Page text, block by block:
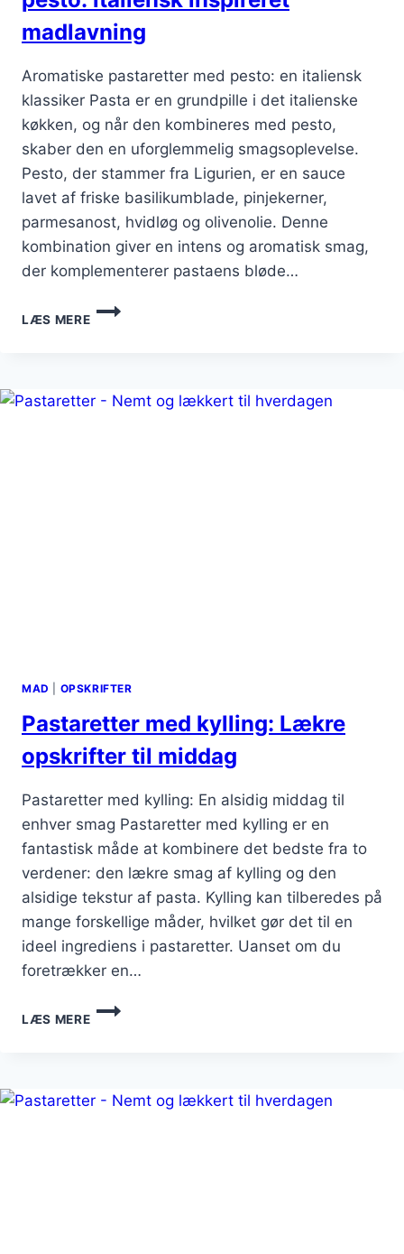
madlavning
Aromatiske pastaretter med pesto: en italiensk
klassiker Pasta er en grundpille i det italienske
køkken, og når den kombineres med pesto,
skaber den en uforglemmelig smagsoplevelse.
Pesto, der stammer fra Ligurien, er en sauce
lavet af friske basilikumblade, pinjekerner,
parmesanost, hvidløg og olivenolie. Denne
kombination giver en intens og aromatisk smag,
der komplementerer pastaens bløde…
LÆS MERE
AROMATISKE
PASTARETTER
INSPIRERET
MAD OPSKRIFTER
Pastaretter med kylling: Lækre
opskrifter til middag
Pastaretter med kylling: En alsidig middag til
enhver smag Pastaretter med kylling er en
fantastisk måde at kombinere det bedste fra to
verdener: den lækre smag af kylling og den
alsidige tekstur af pasta. Kylling kan tilberedes på
mange forskellige måder, hvilket gør det til en
ideel ingrediens i pastaretter. Uanset om du
foretrækker en…
LÆS MERE
PASTARETTER
MED
TIL